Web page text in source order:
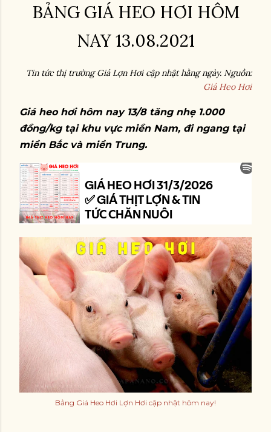
BẢNG GIÁ HEO HƠI HÔM
NAY 13.08.2021
Tin tức thị trường Giá Lợn Hơi cập nhật hằng ngày. Nguồn:
Giá Heo Hơi
Giá heo hơi hôm nay 13/8 tăng nhẹ 1.000
đồng/kg tại khu vực miền Nam, đi ngang tại
miền Bắc và miền Trung.
Bảng Giá Heo Hơi Lợn Hơi cập nhật hôm nay!